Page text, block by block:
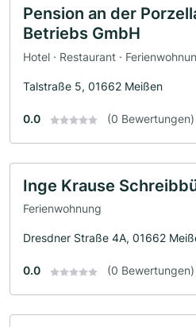
Pension an der
Betriebs GmbH
Hotel · Restaurant ·
Talstraße 5, 01662 Meißen
0.0 (0 Bewertungen)
Inge Krause
Ferienwohnung
Dresdner Straße 4A, 01662
0.0 (0 Bewertungen)